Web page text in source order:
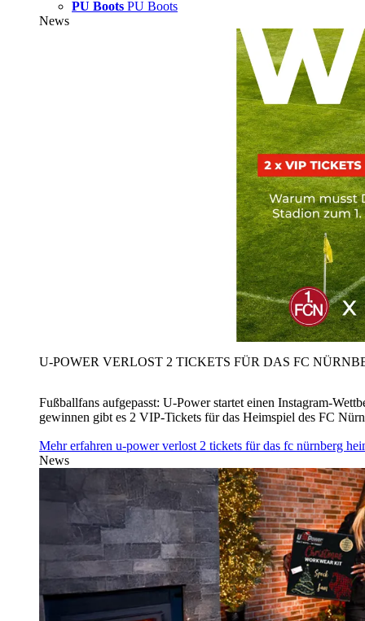
PU Boots PU Boots
News
U‑POWER VERLOST 2 TICKETS FÜR DAS FC
Fußballfans aufgepasst: U‑Power startet einen Instagram-
gewinnen gibt es 2 VIP-Tickets für das Heimspiel des FC
Mehr erfahren u‑power verlost 2 tickets für das fc nürnberg
News